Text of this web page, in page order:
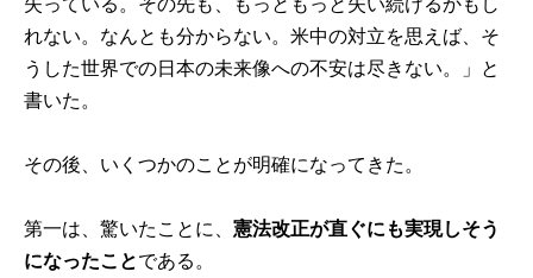
失っている。その先も、もっともっと失い続けるかもし
れない。なんとも分からない。米中の対立を思えば、そ
うした世界での日本の未来像への不安は尽きない。」と
書いた。
その後、いくつかのことが明確になってきた。
第一は、驚いたことに、憲法改正が直ぐにも実現しそう
になったことである。